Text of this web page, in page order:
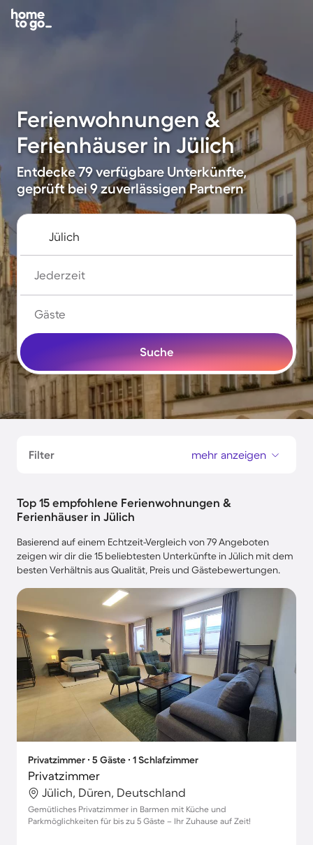
Ferienwohnungen &
Ferienhäuser in Jülich
Entdecke 79 verfügbare Unterkünfte,
geprüft bei 9 zuverlässigen Partnern
Jederzeit
Gäste
Suche
Filter mehr anzeigen
Top 15 empfohlene Ferienwohnungen &
Ferienhäuser in Jülich
Basierend auf einem Echtzeit-Vergleich von 79 Angeboten
zeigen wir dir die 15 beliebtesten Unterkünfte in Jülich mit dem
besten Verhältnis aus Qualität, Preis und Gästebewertungen.
Privatzimmer ∙ 5 Gäste ∙ 1 Schlafzimmer
Privatzimmer
Jülich, Düren, Deutschland
Gemütliches Privatzimmer in Barmen mit Küche und
Parkmöglichkeiten für bis zu 5 Gäste – Ihr Zuhause auf Zeit!